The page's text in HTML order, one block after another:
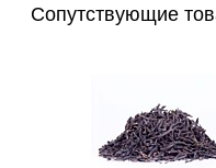
Сопутствующие